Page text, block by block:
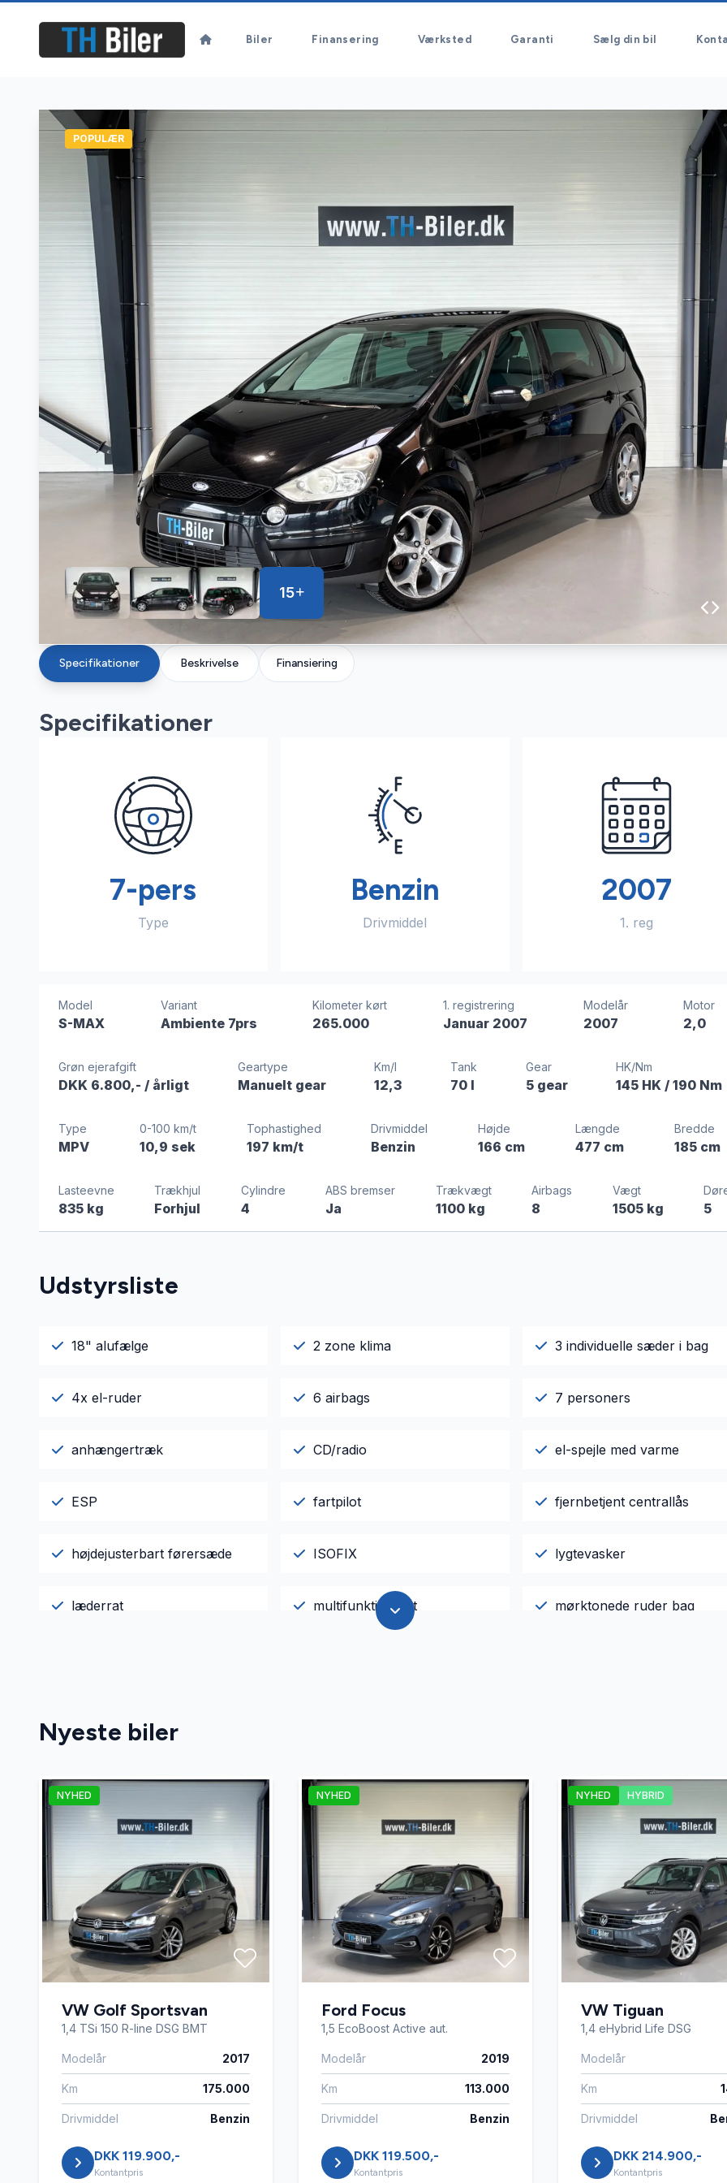
Biler Finansering Værksted Garanti Sælg din bil
POPULÆR
15
Specifikationer Beskrivelse Finansiering
Specifikationer
7-pers
Type
Benzin
Drivmiddel
2007
1. reg
Model
S-MAX
Variant
Ambiente 7prs
Kilometer kørt
265.000
1. registrering
Januar 2007
Modelår
2007
Motor
2,0
Grøn ejerafgift
DKK 6.800,- / årligt
Geartype
Manuelt gear
Km/l
12,3
Tank
70 l
Gear
5 gear
HK/Nm
145 HK / 190 Nm
Type
MPV
0-100 km/t
10,9 sek
Tophastighed
197 km/t
Drivmiddel
Benzin
Højde
166 cm
Længde
477 cm
Bredde
185 cm
Lasteevne
835 kg
Trækhjul
Forhjul
Cylindre
4
ABS bremser
Ja
Trækvægt
1100 kg
Airbags
8
Vægt
1505 kg 5
Udstyrsliste
18" alufælge 2 zone klima 3 individuelle sæder i bag
4x el-ruder 6 airbags 7 personers
anhængertræk CD/radio el-spejle med varme
ESP fartpilot fjernbetjent centrallås
højdejusterbart førersæde ISOFIX lygtevasker
læderrat multifunktionsrat mørktonede ruder bag
Nyeste biler
NYHED
VW Golf Sportsvan
1,4 TSi 150 R-line DSG BMT
Modelår 2017
Km 175.000
Drivmiddel Benzin
DKK 119.900,-
Kontantpris
NYHED
Ford Focus
1,5 EcoBoost Active aut.
Modelår 2019
Km 113.000
Drivmiddel Benzin
DKK 119.500,-
Kontantpris
NYHED HYBRID
VW Tiguan
1,4 eHybrid Life DSG
Modelår
Km
Drivmiddel
DKK 214.900,-
Kontantpris